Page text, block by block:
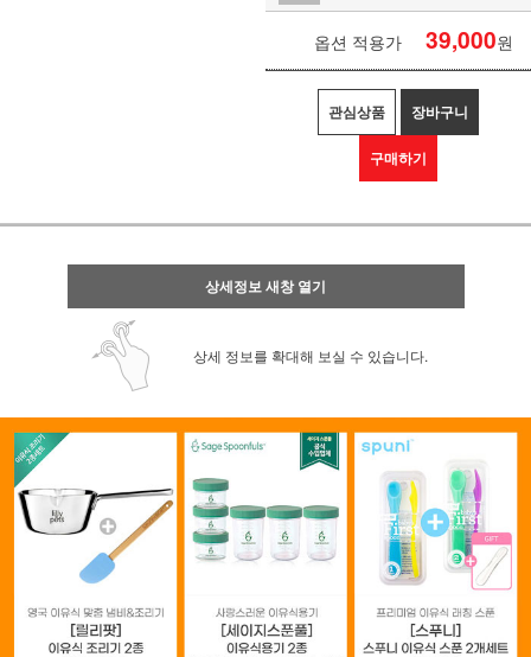
옵션 적용가 39,000원
관심상품 장바구니
구매하기
상세정보 새창 열기
상세 정보를 확대해 보실 수 있습니다.